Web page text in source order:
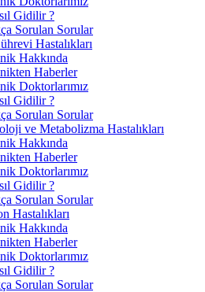
Gidilir ?
Sorulan Sorular
Hastalıkları
Hakkında
Haberler
Doktorlarımız
Gidilir ?
Sorulan Sorular
ve Metabolizma Hastalıkları
Hakkında
Haberler
Doktorlarımız
Gidilir ?
Sorulan Sorular
Hastalıkları
Hakkında
Haberler
Doktorlarımız
Gidilir ?
Sorulan Sorular